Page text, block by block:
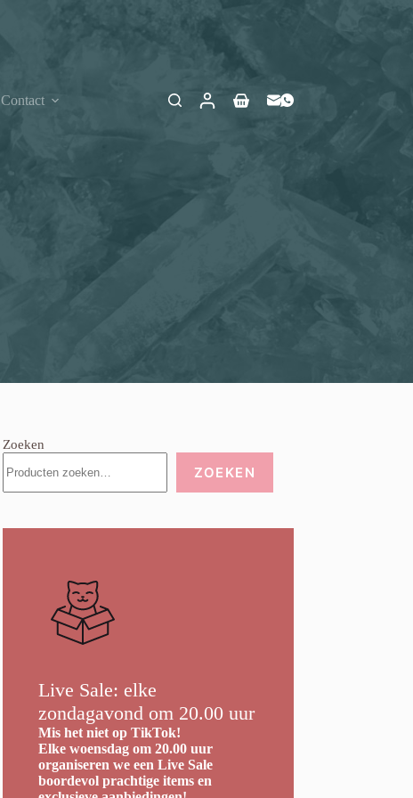
Contact Winkelwagen
Zoeken
ZOEKEN
Live Sale: elke
zondagavond om 20.00 uur
Mis het niet op TikTok!
Elke woensdag om 20.00 uur
organiseren we een Live Sale
boordevol prachtige items en